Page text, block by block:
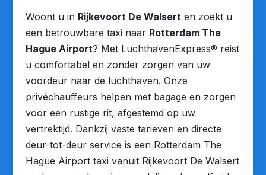
Woont u in Rijkevoort De Walserten zoekt u
een betrouwbare taxi naar Rotterdam The
Hague Airport? Met LuchthavenExpress® reist
u comfortabel en zonder zorgen van uw
voordeur naar de luchthaven. Onze
privéchauffeurs helpen met bagage en zorgen
voor een rustige rit, afgestemd op uw
vertrektijd. Dankzij vaste tarieven en directe
deur-tot-deur service is een Rotterdam The
Hague Airport taxi vanuit Rijkevoort De Walsert